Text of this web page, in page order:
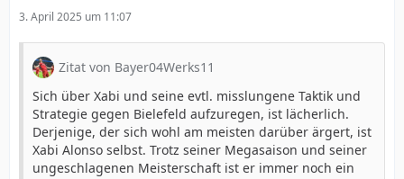
3. April 2025 um 11:07
Zitat von Bayer04Werks11
Sich über Xabi und seine evtl. misslungene Taktik und
Strategie gegen Bielefeld aufzuregen, ist lächerlich.
Derjenige, der sich wohl am meisten darüber ärgert, ist
Xabi Alonso selbst. Trotz seiner Megasaison und seiner
ungeschlagenen Meisterschaft ist er immer noch ein